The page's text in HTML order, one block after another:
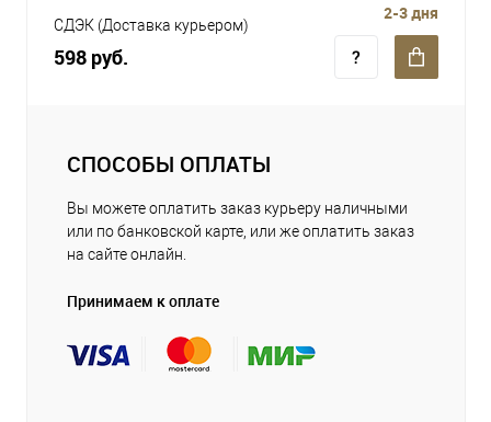
СДЭК (Доставка курьером)
598 руб.
2-3 дня
СПОСОБЫ ОПЛАТЫ
Вы можете оплатить заказ курьеру наличными
или по банковской карте, или же оплатить заказ
на сайте онлайн.
Принимаем к оплате